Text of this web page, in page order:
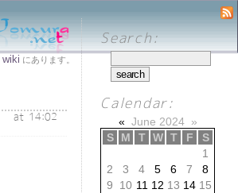
wiki にあります。
at 14:02
Search:
Calendar:
« June 2024 »
S
M T W T F
S
1
2
3 4 5 6 7
8
9
10 11 12 13 14 15